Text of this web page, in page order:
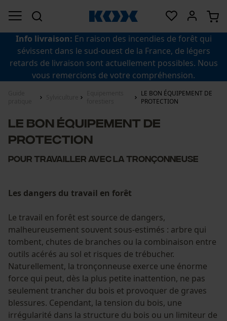
Info livraison: En raison des incendies de forêt qui
sévissent dans le sud-ouest de la France, de légers
retards de livraison sont actuellement possibles. Nous
vous remercions de votre compréhension.
LE BON ÉQUIPEMENT DE
PROTECTION
LE BON ÉQUIPEMENT DE
PROTECTION
pour travailler avec la tronçonneuse
Les dangers du travail en forêt
Le travail en forêt est source de dangers,
malheureusement souvent sous-estimés : arbre qui
tombent, chutes de branches ou la combinaison entre
outils acérés au sol et risques de trébucher.
Naturellement, la tronçonneuse exerce une énorme
force qui peut, dès la plus petite inattention, ne pas
seulement trancher du bois et provoquer de graves
blessures. Cependant, la tension du bois, une
irrégularité dans la structure du bois ou un limiteur de